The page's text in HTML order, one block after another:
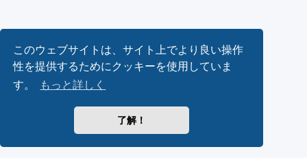
このウェブサイトは、サイト上でより良い操作
性を提供するためにクッキーを使用していま
す。
もっと詳しく
了解！